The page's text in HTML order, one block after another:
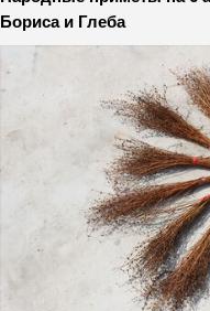
Бориса и Глеба